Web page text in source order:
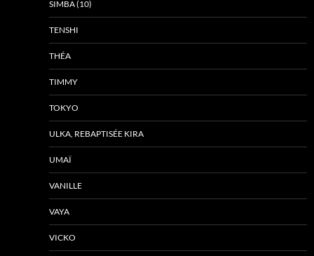
SIMBA (10)
TENSHI
THÉA
TIMMY
TOKYO
ULKA, REBAPTISÉE KIRA
UMAÏ
VANILLE
VAYA
VICKO